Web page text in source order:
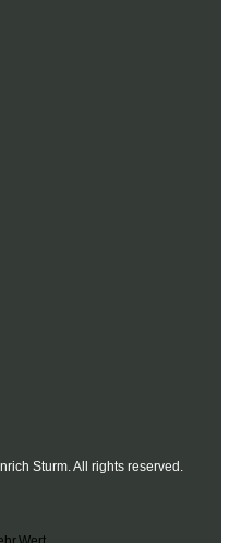
Sturm. All rights reserved.